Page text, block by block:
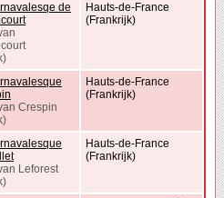
de
Hauts-de-France
(Frankrijk)
Crespin
Hauts-de-France
(Frankrijk)
Leforest
Hauts-de-France
(Frankrijk)